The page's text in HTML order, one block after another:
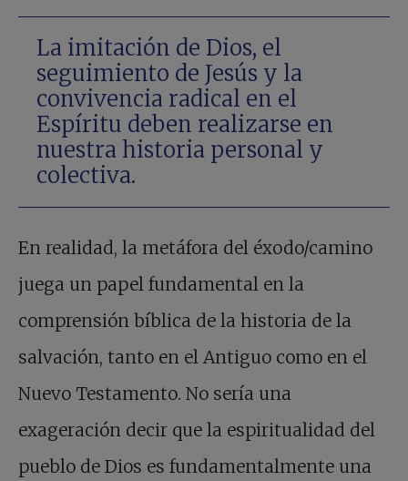
La imitación de Dios, el
seguimiento de Jesús y la
convivencia radical en el
Espíritu deben realizarse en
nuestra historia personal y
colectiva.
En realidad, la metáfora del éxodo/camino
juega un papel fundamental en la
comprensión bíblica de la historia de la
salvación, tanto en el Antiguo como en el
Nuevo Testamento. No sería una
exageración decir que la espiritualidad del
pueblo de Dios es fundamentalmente una